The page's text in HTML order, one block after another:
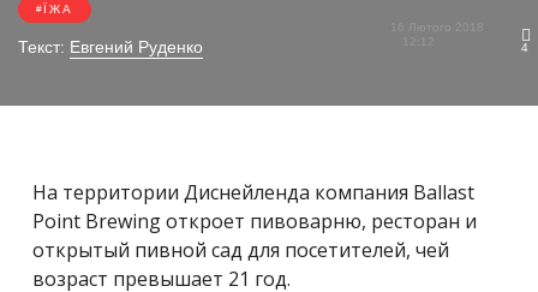
ЇЖА
Текст: Евгений Руденко
16 Лютого 2018
4
На территории Диснейленда компания Ballast
Point Brewing откроет пивоварню, ресторан и
открытый пивной сад для посетителей, чей
возраст превышает 21 год.